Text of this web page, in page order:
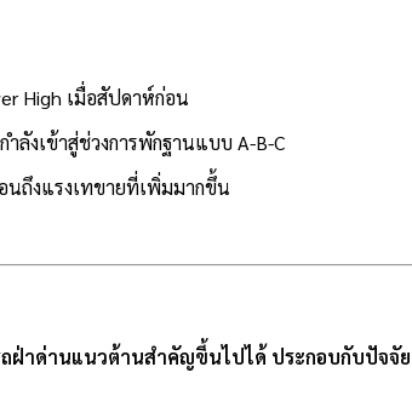
High เมื่อสัปดาห์ก่อน
ลังเข้าสู่ช่วงการพักฐานแบบ A-B-C
นถึงแรงเทขายที่เพิ่มมากขึ้น
ฝ่าด่านแนวต้านสำคัญขึ้นไปได้ ประกอบกับปัจ